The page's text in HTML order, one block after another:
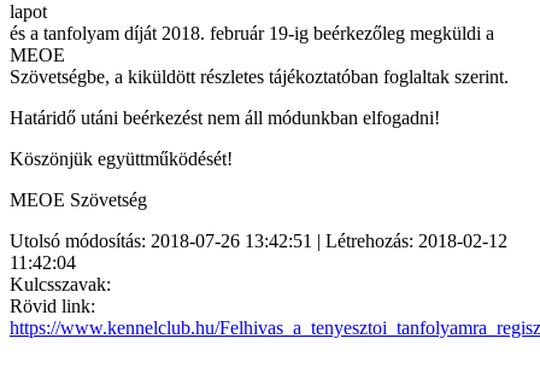
lapot
és a tanfolyam díját 2018. február 19-ig beérkezőleg megküldi a
MEOE
Szövetségbe, a kiküldött részletes tájékoztatóban foglaltak szerint.
Határidő utáni beérkezést nem áll módunkban elfogadni!
Köszönjük együttműködését!
MEOE Szövetség
Utolsó módosítás: 2018-07-26 13:42:51 | Létrehozás: 2018-02-12
11:42:04
Kulcsszavak:
Rövid link:
https://www.kennelclub.hu/